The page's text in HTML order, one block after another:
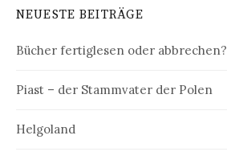
NEUESTE BEITRÄGE
Bücher fertiglesen oder abbrechen?
Piast – der Stammvater der Polen
Helgoland